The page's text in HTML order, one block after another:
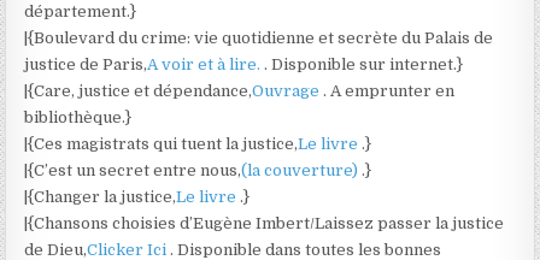
département.}
|{Boulevard du crime: vie quotidienne et secrète du Palais de
justice de Paris,A voir et à lire. . Disponible sur internet.}
|{Care, justice et dépendance,Ouvrage . A emprunter en
bibliothèque.}
|{Ces magistrats qui tuent la justice,Le livre .}
|{C’est un secret entre nous,(la couverture) .}
|{Changer la justice,Le livre .}
|{Chansons choisies d’Eugène Imbert/Laissez passer la justice
de Dieu,Clicker Ici . Disponible dans toutes les bonnes